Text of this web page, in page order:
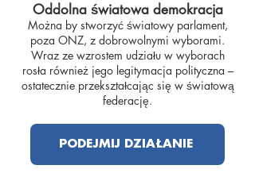
Oddolna światowa demokracja
Można by stworzyć światowy parlament,
poza ONZ, z dobrowolnymi wyborami.
Wraz ze wzrostem udziału w wyborach
rosła również jego legitymacja polityczna –
ostatecznie przekształcając się w światową
federację.
PODEJMIJ DZIAŁANIE